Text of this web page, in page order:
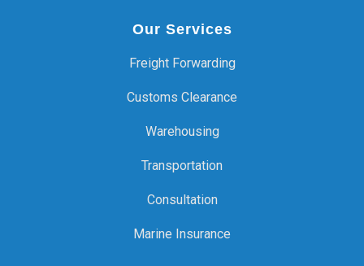
Our Services
Freight Forwarding
Customs Clearance
Warehousing
Transportation
Consultation
Marine Insurance